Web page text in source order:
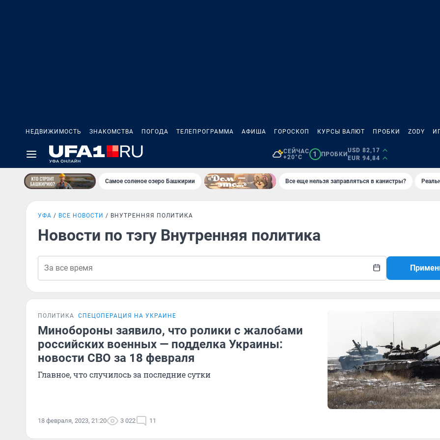
НЕДВИЖИМОСТЬ ЗНАКОМСТВА ПОГОДА ТЕЛЕПРОГРАММА АФИША ГОРОСКОП КУРСЫ ВАЛЮТ ПРОБКИ ZODY
СЕЙЧАС
+20°C
1 ПРОБКИ
USD 82,17
EUR 94,84
Самое соленое озеро Башкирии Все еще нельзя заправляться в канистры?
УФА ВСЕ НОВОСТИ ВНУТРЕННЯЯ ПОЛИТИКА
Новости по тэгу Внутренняя политика
ПОЛИТИКА СПЕЦОПЕРАЦИЯ НА УКРАИНЕ
Минобороны заявило, что ролики с жалобами
российских военных — подделка Украины:
новости СВО за 18 февраля
Главное, что случилось за последние сутки
18 февраля, 2023, 21:20 3 022 11